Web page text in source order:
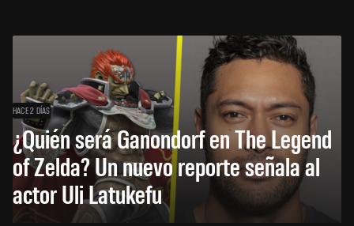
HACE 2 DÍAS
¿Quién será Ganondorf en The Legend
of Zelda? Un nuevo reporte señala al
actor Uli Latukefu